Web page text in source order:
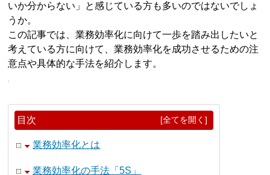
いか分からない」と感じている方も多いのではないでしょ
うか。
この記事では、業務効率化に向けて一歩を踏み出したいと
考えている方に向けて、業務効率化を成功させるための注
意点や具体的な手法を紹介します。
目次 [全てを開く]
業務効率化とは
業務効率化の手法「5S」